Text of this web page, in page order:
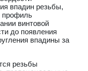
впадин резьбы,
профиль
винтовой
до появления
впадины за
резьбы